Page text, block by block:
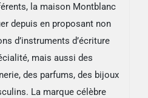
la maison Montblanc
depuis en proposant non
d’instruments d’écriture
mais aussi des
des parfums, des bijoux
La marque célèbre